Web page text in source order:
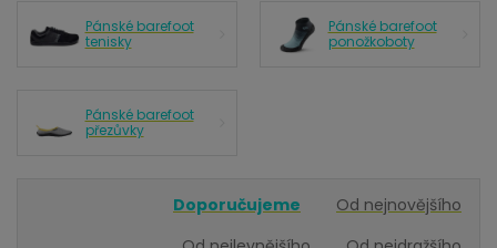
Pánské barefoot
tenisky
Pánské barefoot
ponožkoboty
Pánské barefoot
přezůvky
Doporučujeme
Od nejnovějšího